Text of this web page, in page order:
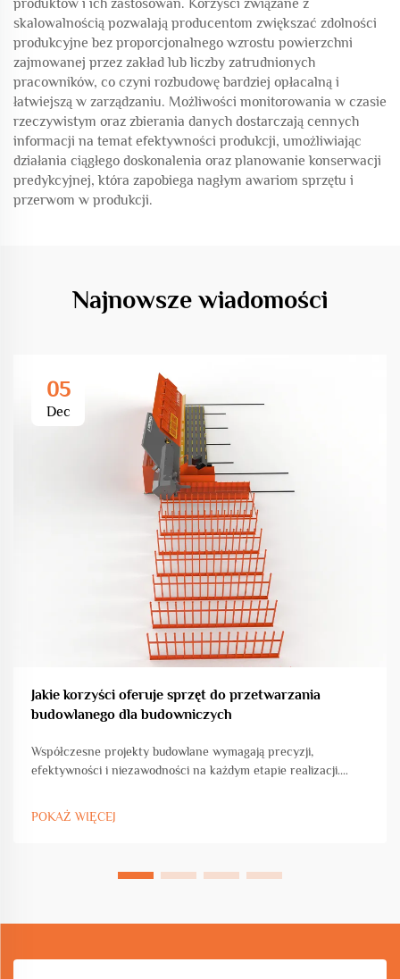
produktów i ich zastosowań. Korzyści związane z
skalowalnością pozwalają producentom zwiększać zdolności
produkcyjne bez proporcjonalnego wzrostu powierzchni
zajmowanej przez zakład lub liczby zatrudnionych
pracowników, co czyni rozbudowę bardziej opłacalną i
łatwiejszą w zarządzaniu. Możliwości monitorowania w czasie
rzeczywistym oraz zbierania danych dostarczają cennych
informacji na temat efektywności produkcji, umożliwiając
działania ciągłego doskonalenia oraz planowanie konserwacji
predykcyjnej, która zapobiega nagłym awariom sprzętu i
przerwom w produkcji.
Najnowsze wiadomości
05
Dec
Jakie korzyści oferuje sprzęt do przetwarzania
budowlanego dla budowniczych
Współczesne projekty budowlane wymagają precyzji,
efektywności i niezawodności na każdym etapie realizacji.
dostarczania wysokiej jakości konstrukcji w krótkich terminach,
jednocześnie utrzymując opłacalność i bezpieczeństwo...
POKAŻ WIĘCEJ